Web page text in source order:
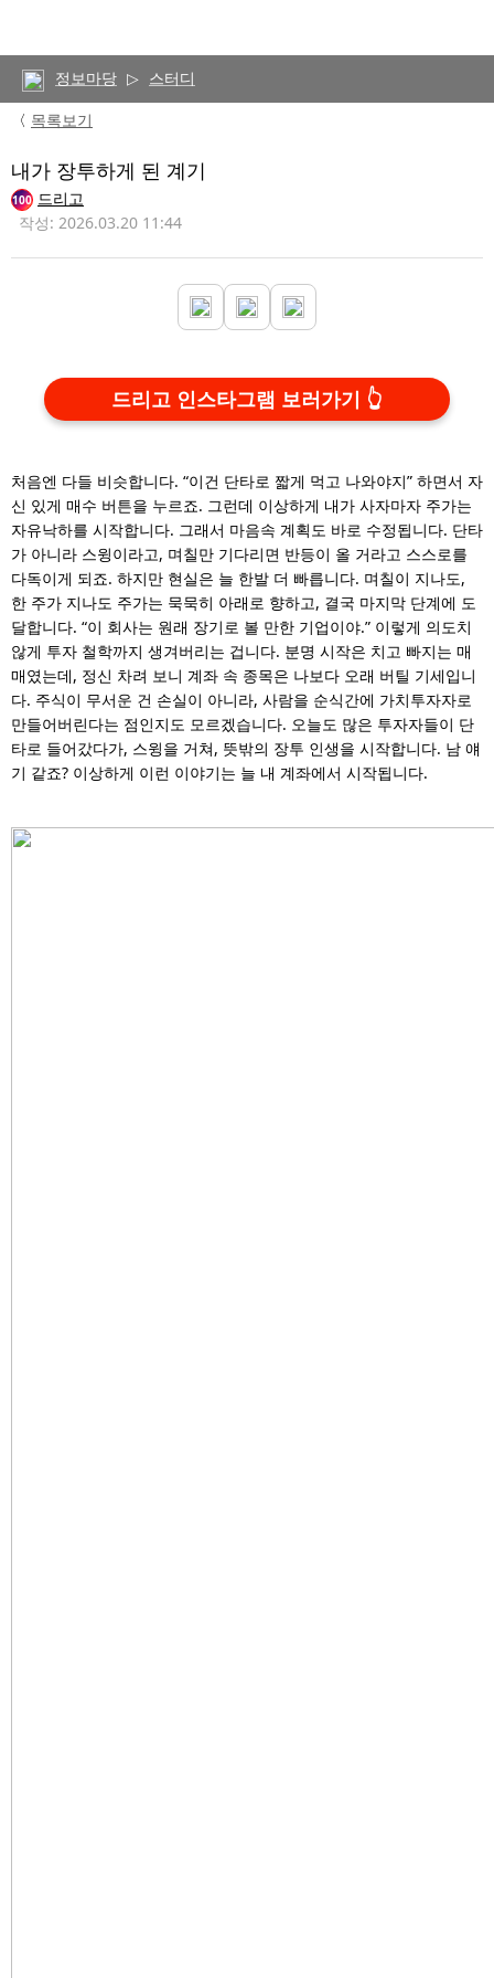
정보마당 ▷ 스터디
〈 목록보기
내가 장투하게 된 계기
100 드리고
작성: 2026.03.20 11:44
드리고 인스타그램 보러가기
처음엔 다들 비슷합니다. “이건 단타로 짧게 먹고 나와야지” 하면서 자
신 있게 매수 버튼을 누르죠. 그런데 이상하게 내가 사자마자 주가는
자유낙하를 시작합니다. 그래서 마음속 계획도 바로 수정됩니다. 단타
가 아니라 스윙이라고, 며칠만 기다리면 반등이 올 거라고 스스로를
다독이게 되죠. 하지만 현실은 늘 한발 더 빠릅니다. 며칠이 지나도,
한 주가 지나도 주가는 묵묵히 아래로 향하고, 결국 마지막 단계에 도
달합니다. “이 회사는 원래 장기로 볼 만한 기업이야.” 이렇게 의도치
않게 투자 철학까지 생겨버리는 겁니다. 분명 시작은 치고 빠지는 매
매였는데, 정신 차려 보니 계좌 속 종목은 나보다 오래 버틸 기세입니
다. 주식이 무서운 건 손실이 아니라, 사람을 순식간에 가치투자자로
만들어버린다는 점인지도 모르겠습니다. 오늘도 많은 투자자들이 단
타로 들어갔다가, 스윙을 거쳐, 뜻밖의 장투 인생을 시작합니다. 남 얘
기 같죠? 이상하게 이런 이야기는 늘 내 계좌에서 시작됩니다.